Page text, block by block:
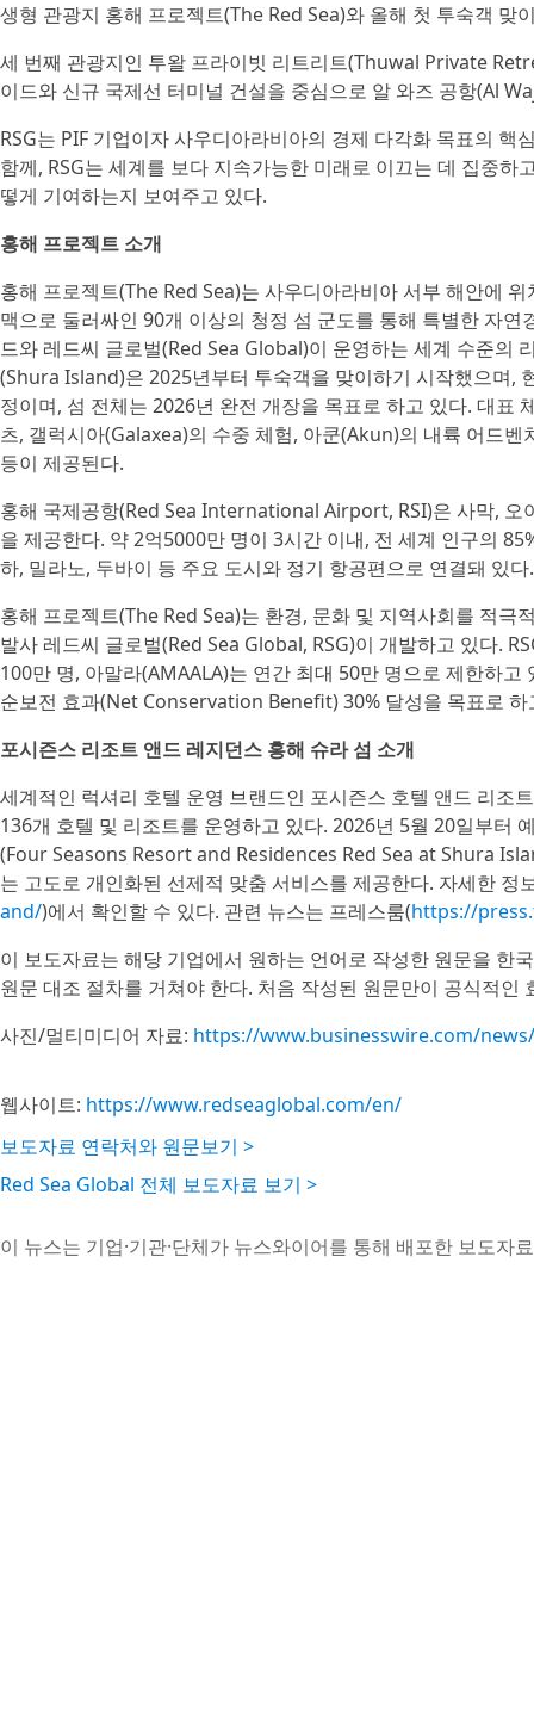
생형 관광지 홍해 프로젝트(The Red Sea)와 올해 첫 투숙객 맞
세 번째 관광지인 투왈 프라이빗 리트리트(Thuwal Private
이드와 신규 국제선 터미널 건설을 중심으로 알 와즈 공항(Al
RSG는 PIF 기업이자 사우디아라비아의 경제 다각화 목표의
함께, RSG는 세계를 보다 지속가능한 미래로 이끄는 데 집중
떻게 기여하는지 보여주고 있다.
홍해 프로젝트 소개
홍해 프로젝트(The Red Sea)는 사우디아라비아 서부 해안에
맥으로 둘러싸인 90개 이상의 청정 섬 군도를 통해 특별한 자
드와 레드씨 글로벌(Red Sea Global)이 운영하는 세계 수준의
(Shura Island)은 2025년부터 투숙객을 맞이하기 시작했으며,
정이며, 섬 전체는 2026년 완전 개장을 목표로 하고 있다. 대표
츠, 갤럭시아(Galaxea)의 수중 체험, 아쿤(Akun)의 내륙 어드
등이 제공된다.
홍해 국제공항(Red Sea International Airport, RSI)은 사막, 오
을 제공한다. 약 2억5000만 명이 3시간 이내, 전 세계 인구의
하, 밀라노, 두바이 등 주요 도시와 정기 항공편으로 연결돼 있
홍해 프로젝트(The Red Sea)는 환경, 문화 및 지역사회를 적
발사 레드씨 글로벌(Red Sea Global, RSG)이 개발하고 있다.
100만 명, 아말라(AMAALA)는 연간 최대 50만 명으로 제한하
순보전 효과(Net Conservation Benefit) 30% 달성을 목표로 하
포시즌스 리조트 앤드 레지던스 홍해 슈라 섬 소개
세계적인 럭셔리 호텔 운영 브랜드인 포시즌스 호텔 앤드 리
136개 호텔 및 리조트를 운영하고 있다. 2026년 5월 20일부터
(Four Seasons Resort and Residences Red Sea at Shura
는 고도로 개인화된 선제적 맞춤 서비스를 제공한다. 자세한 정
and/)에서 확인할 수 있다. 관련 뉴스는 프레스룸(https://
이 보도자료는 해당 기업에서 원하는 언어로 작성한 원문을 한
원문 대조 절차를 거쳐야 한다. 처음 작성된 원문만이 공식적
사진/멀티미디어 자료: https://www.businesswire.com/
웹사이트: https://www.redseaglobal.com/en/
보도자료 연락처와 원문보기 >
Red Sea Global 전체 보도자료 보기 >
이 뉴스는 기업·기관·단체가 뉴스와이어를 통해 배포한 보도자